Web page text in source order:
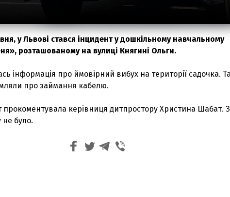
у Львові стався інцидент у дошкільному навчальному
розташованому на вулиці Княгині Ольги.
інформація про ймовірний вибух на території садочка.
про займання кабелю.
прокоментувала керівниця дитпростору Христина Шабат.
не було.